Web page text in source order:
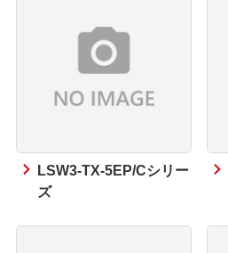
LSW3-TX-5EP/Cシリー
ズ